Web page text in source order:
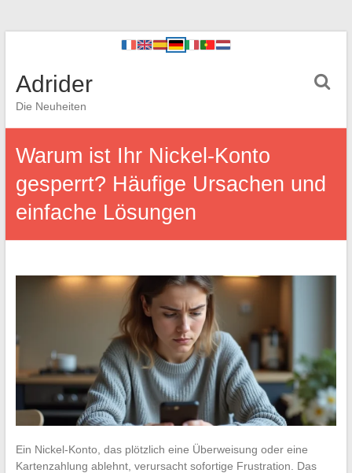
Adrider
Die Neuheiten
Warum ist Ihr Nickel-Konto
gesperrt? Häufige Ursachen und
einfache Lösungen
Ein Nickel-Konto, das plötzlich eine Überweisung oder eine
Kartenzahlung ablehnt, verursacht sofortige Frustration. Das